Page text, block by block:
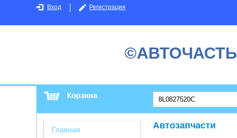
Вход Регистрация
©АВТОЧАСТЬ
Корзина
Главная
Автозапчасти